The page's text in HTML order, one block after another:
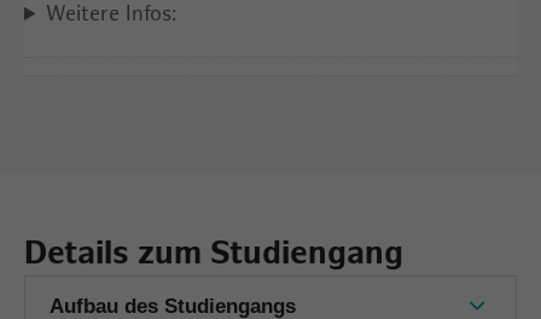
Weitere Infos:
Details zum Studiengang
Aufbau des Studiengangs